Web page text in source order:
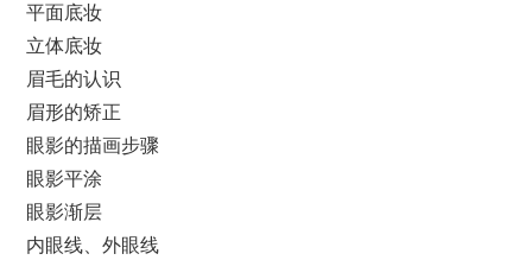
平面底妆
立体底妆
眉毛的认识
眉形的矫正
眼影的描画步骤
眼影平涂
眼影渐层
内眼线、外眼线